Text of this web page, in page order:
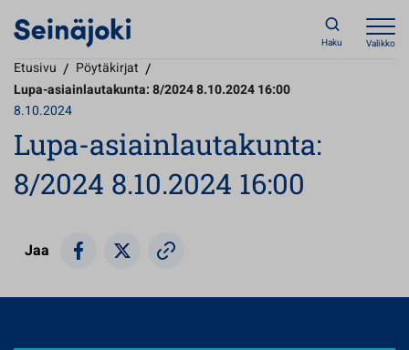
Haku Valikko
Etusivu / Pöytäkirjat /
Lupa-asiainlautakunta: 8/2024 8.10.2024 16:00
8.10.2024
Lupa-asiainlautakunta:
8/2024 8.10.2024 16:00
Jaa